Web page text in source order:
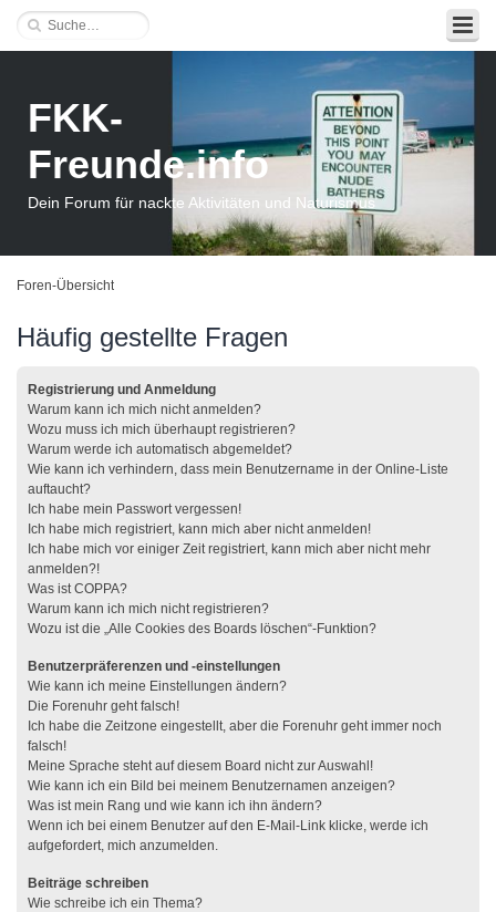
FKK-
Freunde.info
Dein Forum für nackte Aktivitäten und Naturismus
Foren-Übersicht
Häufig gestellte Fragen
Registrierung und Anmeldung
Warum kann ich mich nicht anmelden?
Wozu muss ich mich überhaupt registrieren?
Warum werde ich automatisch abgemeldet?
Wie kann ich verhindern, dass mein Benutzername in der Online-Liste
auftaucht?
Ich habe mein Passwort vergessen!
Ich habe mich registriert, kann mich aber nicht anmelden!
Ich habe mich vor einiger Zeit registriert, kann mich aber nicht mehr
anmelden?!
Was ist COPPA?
Warum kann ich mich nicht registrieren?
Wozu ist die „Alle Cookies des Boards löschen“-Funktion?
Benutzerpräferenzen und -einstellungen
Wie kann ich meine Einstellungen ändern?
Die Forenuhr geht falsch!
Ich habe die Zeitzone eingestellt, aber die Forenuhr geht immer noch
falsch!
Meine Sprache steht auf diesem Board nicht zur Auswahl!
Wie kann ich ein Bild bei meinem Benutzernamen anzeigen?
Was ist mein Rang und wie kann ich ihn ändern?
Wenn ich bei einem Benutzer auf den E-Mail-Link klicke, werde ich
aufgefordert, mich anzumelden.
Beiträge schreiben
Wie schreibe ich ein Thema?